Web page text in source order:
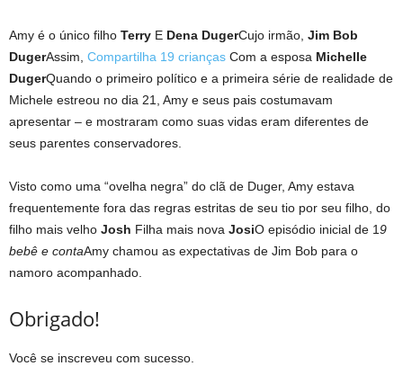
Amy é o único filho Terry E Dena DugerCujo irmão, Jim Bob
DugerAssim, Compartilha 19 crianças Com a esposa Michelle
DugerQuando o primeiro político e a primeira série de realidade de
Michele estreou no dia 21, Amy e seus pais costumavam
apresentar – e mostraram como suas vidas eram diferentes de
seus parentes conservadores.
Visto como uma “ovelha negra” do clã de Duger, Amy estava
frequentemente fora das regras estritas de seu tio por seu filho, do
filho mais velho Josh Filha mais nova JosiO episódio inicial de 19
bebê e contaAmy chamou as expectativas de Jim Bob para o
namoro acompanhado.
Obrigado!
Você se inscreveu com sucesso.